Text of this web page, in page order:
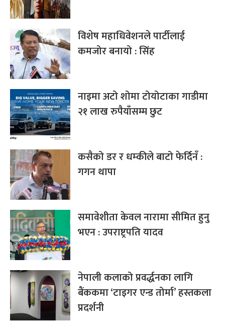
विशेष महाधिवेशनले पार्टीलाई
कमजोर बनायो : सिंह
नाइमा अटो शोमा टोयोटाका गाडीमा
२१ लाख रुपैयाँसम्म छुट
कसैको डर र धम्कीले बाटो फेर्दिनँ :
गगन थापा
समावेशीता केवल नारामा सीमित हुनु
भएन : उपराष्ट्रपति यादव
नेपाली कलाको प्रवर्द्धनका लागि
बैंककमा ‘टाइगर एन्ड तोर्मा’ हस्तकला
प्रदर्शनी